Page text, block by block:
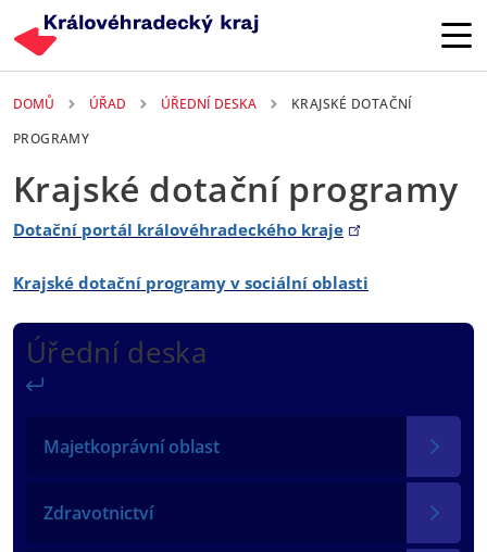
DOMŮ ÚŘAD ÚŘEDNÍ DESKA
KRAJSKÉ DOTAČNÍ
PROGRAMY
Krajské dotační programy
Úřední deska
Majetkoprávní oblast
Zdravotnictví
Dotační portál královéhradeckého kraje
Krajské dotační programy v sociální oblasti